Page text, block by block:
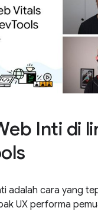
Inti di
adalah cara yang
UX performa